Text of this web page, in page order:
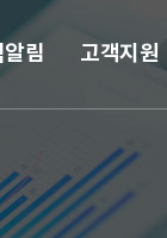
림 고객지원